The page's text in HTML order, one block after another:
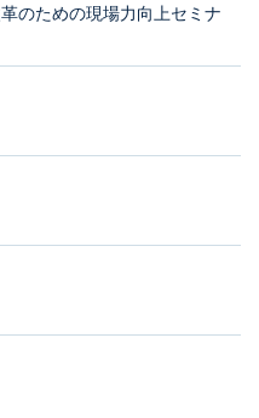
のための現場力向上セミナ